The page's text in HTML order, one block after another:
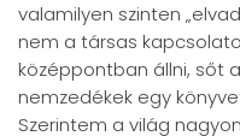
valamilyen szinten
nem a társas
középpontban állni, sőt
nemzedékek egy
Szerintem a világ